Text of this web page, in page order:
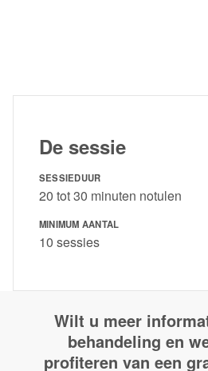
De sessie
SESSIEDUUR
20 tot 30 minuten notulen
MINIMUM AANTAL
10 sessies
Wilt u meer
behandeling en
profiteren van een